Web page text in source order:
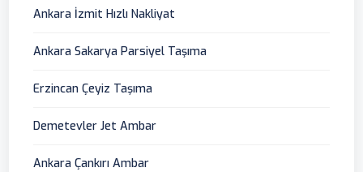
Ankara İzmit Hızlı Nakliyat
Ankara Sakarya Parsiyel Taşıma
Erzincan Çeyiz Taşıma
Demetevler Jet Ambar
Ankara Çankırı Ambar